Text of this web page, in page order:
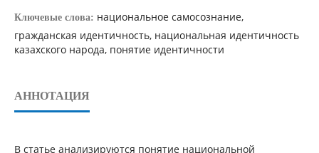
Ключевые слова: национальное самосознание,
гражданская идентичность, национальная идентичность
казахского народа, понятие идентичности
АННОТАЦИЯ
В статье анализируются понятие национальной